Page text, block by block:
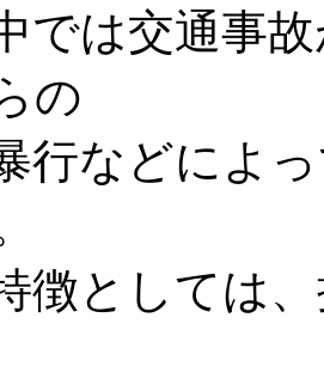
では交通事
の
行などによ
徴としては